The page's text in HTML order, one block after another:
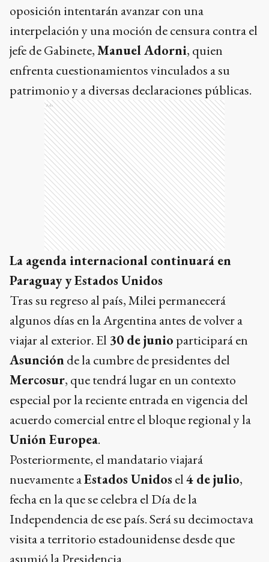
oposición intentarán avanzar con una
interpelación y una moción de censura contra el
jefe de Gabinete,Manuel Adorni, quien
enfrenta cuestionamientos vinculados a su
patrimonio y a diversas declaraciones públicas.
Ads
La agenda internacional continuará en
Paraguay y Estados Unidos
Tras su regreso al país, Milei permanecerá
algunos días en la Argentina antes de volver a
viajar al exterior. El 30 de junio participará en
Asunciónde la cumbre de presidentes del
Mercosur, que tendrá lugar en un contexto
especial por la reciente entrada en vigencia del
acuerdo comercial entre el bloque regional y la
Unión Europea.
Posteriormente, el mandatario viajará
nuevamente aEstados Unidos el4 de julio,
fecha en la que se celebra el Día de la
Independencia de ese país. Será su decimoctava
visita a territorio estadounidense desde que